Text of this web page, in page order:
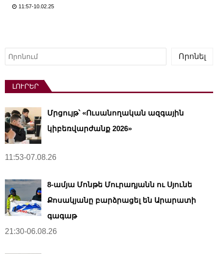
11:57-10.02.25
Որոնել
Որոնել
ԼՈՒՐԵՐ
Մրցույթ՝ «Ուսանողական ազգային
կիբեռվարժանք 2026»
11:53-07.08.26
8-ամյա Մոնթե Մուրադյանն ու Սյունե
Քոսակյանը բարձրացել են Արարատի
գագաթ
21:30-06.08.26